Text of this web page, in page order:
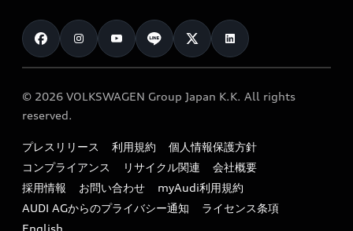
カタログ一覧
車検 / 定期点検
e-tronアフターサポート
myAudi
クオリティ
保証
メンテナンス
ファイナンス
キャンペーン / イベント
買取査定
お知らせ
オーナー様向けキャンペーン
特定整備適用車一覧
リサイクル法
よくある質問（FAQ）
© 2026 VOLKSWAGEN Group Japan K.K. All rights
reserved.
プレスリリース 利用規約
個人情報保護方針
コンプライアンス
リサイクル関連
会社概要
採用情報
お問い合わせ
myAudi利用規約
AUDI AGからのプライバシー通知
ライセンス条項
English